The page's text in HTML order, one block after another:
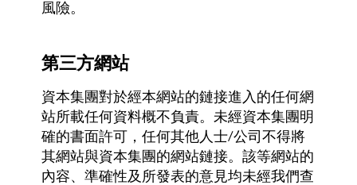
風險。
第三方網站
資本集團對於經本網站的鏈接進入的任何網
站所載任何資料概不負責。未經資本集團明
確的書面許可，任何其他人士/公司不得將
其網站與資本集團的網站鏈接。該等網站的
內容、準確性及所發表的意見均未經我們查